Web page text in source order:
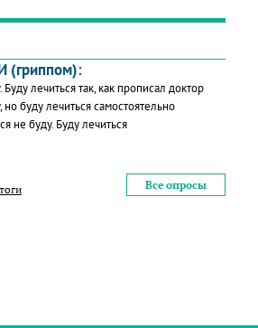
(гриппом):
лечиться так, как прописал доктор
буду лечиться самостоятельно
не буду. Буду лечиться
Все опросы